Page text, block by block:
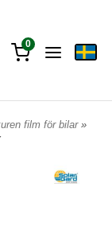
0
film för bilar »